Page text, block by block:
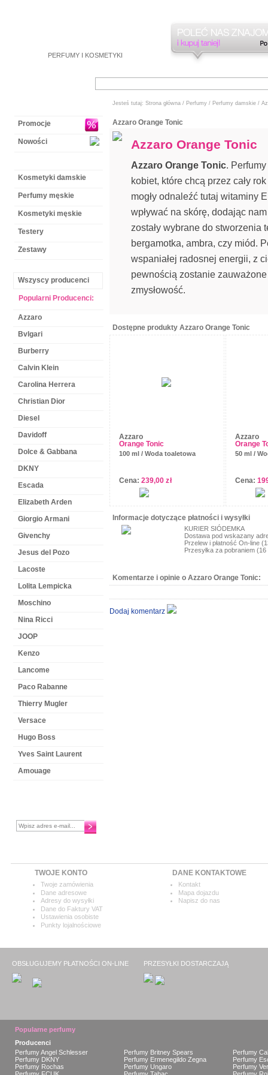
PERFUMY I KOSMETYKI
Promocje
Nowości
Kosmetyki damskie
Perfumy męskie
Kosmetyki męskie
Testery
Zestawy
Wszyscy producenci
Popularni Producenci:
Azzaro
Bvlgari
Burberry
Calvin Klein
Carolina Herrera
Christian Dior
Diesel
Davidoff
Dolce & Gabbana
DKNY
Escada
Elizabeth Arden
Giorgio Armani
Givenchy
Jesus del Pozo
Lacoste
Lolita Lempicka
Moschino
Nina Ricci
JOOP
Kenzo
Lancome
Paco Rabanne
Thierry Mugler
Versace
Hugo Boss
Yves Saint Laurent
Amouage
Jesteś tutaj: Strona główna/ Perfumy/ Perfumy damskie/
Azzaro Orange Tonic
Azzaro Orange Tonic
Azzaro Orange Tonic. Perfumy
kobiet, które chcą przez cały
mogły odnaleźć tutaj witaminy
wpływać na skórę, dodając
zostały wybrane do stworzenia
bergamotka, ambra, czy miód.
wspaniałej radosnej energii, z
pewnością zostanie
zmysłowość.
Dostępne produkty Azzaro Orange Tonic
Azzaro
Orange Tonic
100 ml / Woda toaletowa
Cena: 239,00 zł
Azzaro
Orange
50 ml /
Cena:
Informacje dotyczące płatności i wysyłki
KURIER SIÓDEMKA
Dostawa pod wskazany
Przelew i płatność On-line
Przesyłka za pobraniem (16
Komentarze i opinie o Azzaro Orange Tonic:
Dodaj komentarz
TWOJE KONTO
Twoje zamówienia
Dane adresowe
Adresy do wysyłki
Dane do Faktury VAT
Ustawienia osobiste
Punkty lojalnościowe
DANE KONTAKTOWE
Kontakt
Mapa dojazdu
Napisz do nas
OBSŁUGUJEMY PŁATNOŚCI ON-LINE PRZESYŁKI DOSTARCZAJĄ
Popularne perfumy
Producenci
Perfumy Angel Schlesser
Perfumy Britney Spears
Perfumy
Perfumy DKNY
Perfumy Ermenegildo Zegna
Perfumy
Perfumy Rochas
Perfumy Ungaro
Perfumy